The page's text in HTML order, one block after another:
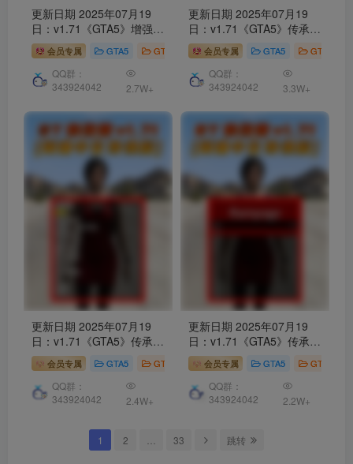
更新日期 2025年07月19
日：v1.71《GTA5》增强版
Native Trainer
体汉化]
会员专属 GTA5 GTA5 工具
QQ群：
343924042
2.7W+
更新日期 2025年07月19
日：v1.71《GTA5》传承版
分享6个修改器
NT – QV – MY – NET ] 改
键版 [简体汉化]
会员专属 GTA5 GTA5 工具
QQ群：
343924042
3.3W+
更新日期 2025年07月19
日：v1.71《GTA5》传承版
Simple Trainer
[简
体汉化]
会员专属 GTA5 GTA5 工具
QQ群：
343924042
2.4W+
更新日期 2025年07月19
日：v1.71《GTA5》传承版
Rampage Trainer
修改器
[简体汉化]
会员专属 GTA5 GTA5 工具
QQ群：
343924042
2.2W+
1 2 … 33 跳转